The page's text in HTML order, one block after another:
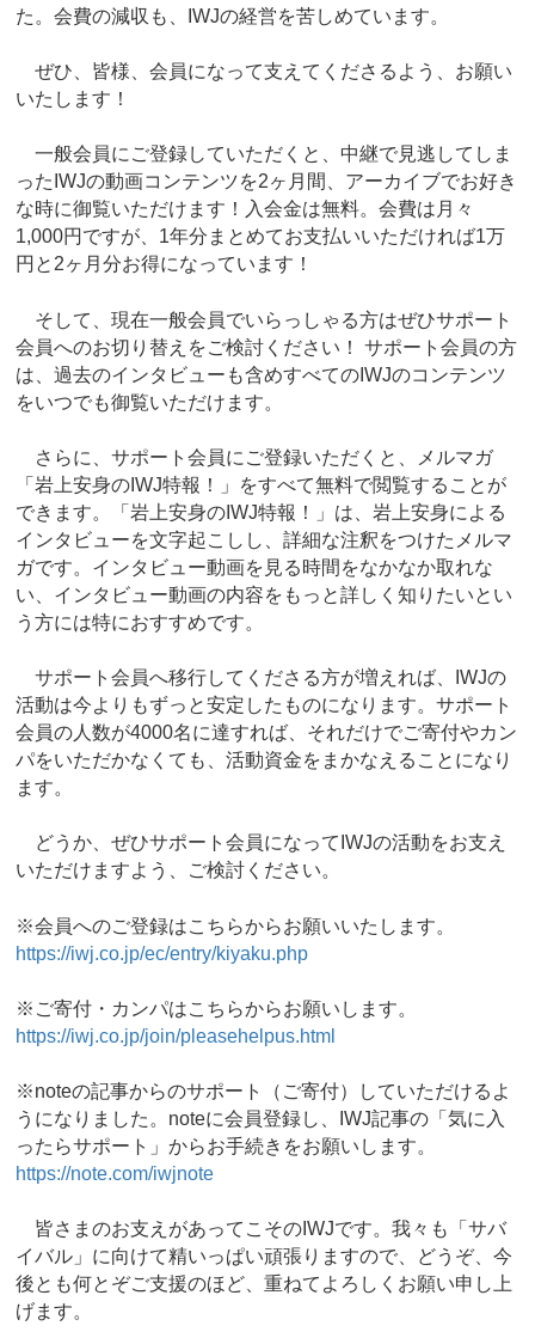
た。会費の減収も、IWJの経営を苦しめています。
ぜひ、皆様、会員になって支えてくださるよう、お願い
いたします！
一般会員にご登録していただくと、中継で見逃してしま
ったIWJの動画コンテンツを2ヶ月間、アーカイブでお好き
な時に御覧いただけます！入会金は無料。会費は月々
1,000円ですが、1年分まとめてお支払いいただければ1万
円と2ヶ月分お得になっています！
そして、現在一般会員でいらっしゃる方はぜひサポート
会員へのお切り替えをご検討ください！ サポート会員の方
は、過去のインタビューも含めすべてのIWJのコンテンツ
をいつでも御覧いただけます。
さらに、サポート会員にご登録いただくと、メルマガ
「岩上安身のIWJ特報！」をすべて無料で閲覧することが
できます。「岩上安身のIWJ特報！」は、岩上安身による
インタビューを文字起こしし、詳細な注釈をつけたメルマ
ガです。インタビュー動画を見る時間をなかなか取れな
い、インタビュー動画の内容をもっと詳しく知りたいとい
う方には特におすすめです。
サポート会員へ移行してくださる方が増えれば、IWJの
活動は今よりもずっと安定したものになります。サポート
会員の人数が4000名に達すれば、それだけでご寄付やカン
パをいただかなくても、活動資金をまかなえることになり
ます。
どうか、ぜひサポート会員になってIWJの活動をお支え
いただけますよう、ご検討ください。
※会員へのご登録はこちらからお願いいたします。
https://iwj.co.jp/ec/entry/kiyaku.php
※ご寄付・カンパはこちらからお願いします。
https://iwj.co.jp/join/pleasehelpus.html
※noteの記事からのサポート（ご寄付）していただけるよ
うになりました。noteに会員登録し、IWJ記事の「気に入
ったらサポート」からお手続きをお願いします。
https://note.com/iwjnote
皆さまのお支えがあってこそのIWJです。我々も「サバ
イバル」に向けて精いっぱい頑張りますので、どうぞ、今
後とも何とぞご支援のほど、重ねてよろしくお願い申し上
げます。